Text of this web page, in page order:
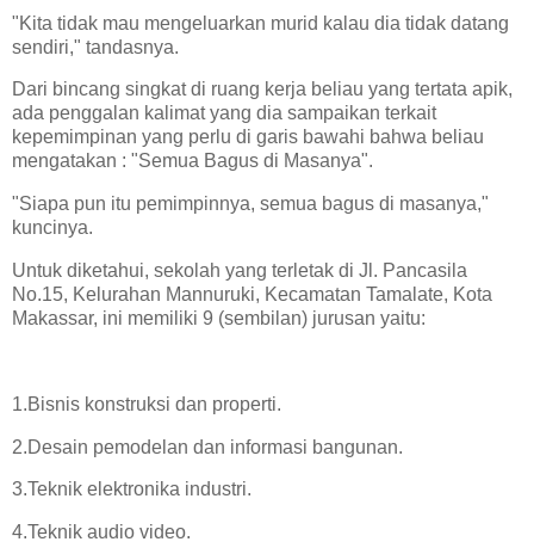
"Kita tidak mau mengeluarkan murid kalau dia tidak datang
sendiri," tandasnya.
Dari bincang singkat di ruang kerja beliau yang tertata apik,
ada penggalan kalimat yang dia sampaikan terkait
kepemimpinan yang perlu di garis bawahi bahwa beliau
mengatakan : "Semua Bagus di Masanya".
"Siapa pun itu pemimpinnya, semua bagus di masanya,"
kuncinya.
Untuk diketahui, sekolah yang terletak di Jl. Pancasila
No.15, Kelurahan Mannuruki, Kecamatan Tamalate, Kota
Makassar, ini memiliki 9 (sembilan) jurusan yaitu:
1.Bisnis konstruksi dan properti.
2.Desain pemodelan dan informasi bangunan.
3.Teknik elektronika industri.
4.Teknik audio video.